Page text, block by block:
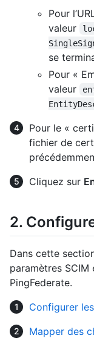
Pour
valeur
se
Pour «
valeur
Pour le «
fichier de
Cliquez sur
2.
Dans cette
paramètres SCIM
PingFederate.
Configurer
Mapper des